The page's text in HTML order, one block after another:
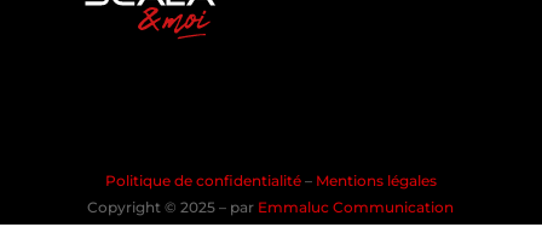
Politique de confidentialité – Mentions légales
Copyright © 2025 – par Emmaluc Communication